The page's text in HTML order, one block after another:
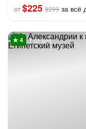
от$225 $299 за всё
1 отзыв